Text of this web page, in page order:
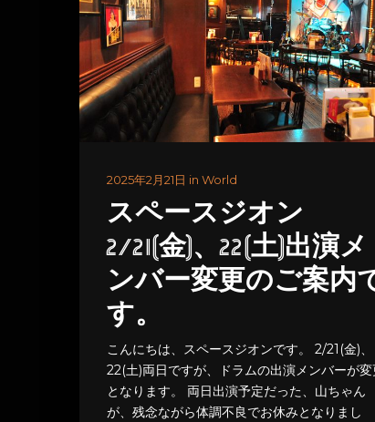
2025年2月21日 in World
スペースジオン
2/21(金)、22(土)出演メ
ンバー変更のご案内
す。
こんにちは、スペースジオンです。 2/21(金)、
22(土)両日ですが、ドラムの出演メンバーが変
となります。 両日出演予定だった、山ちゃん
が、残念ながら体調不良でお休みとなりまし